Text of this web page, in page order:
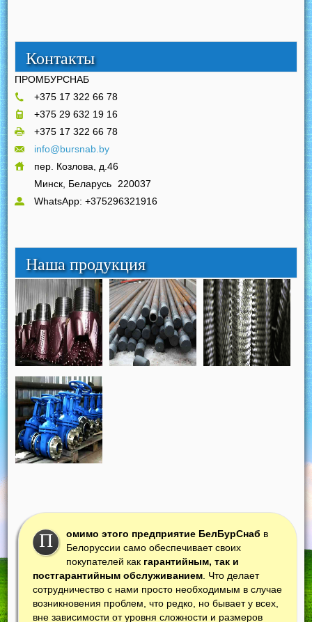
Контакты
ПРОМБУРСНАБ
+375 17 322 66 78
+375 29 632 19 16
+375 17 322 66 78
info@bursnab.by
пер. Козлова, д.46
Минск, Беларусь
220037
WhatsApp: +375296321916
Наша продукция
П омимо этого предприятие БелБурСнаб в
Белоруссии само обеспечивает своих
покупателей как гарантийным, так и
постгарантийным обслуживанием . Что делает
сотрудничество с нами просто необходимым в случае
возникновения проблем, что редко, но бывает у всех,
вне зависимости от уровня сложности и размеров